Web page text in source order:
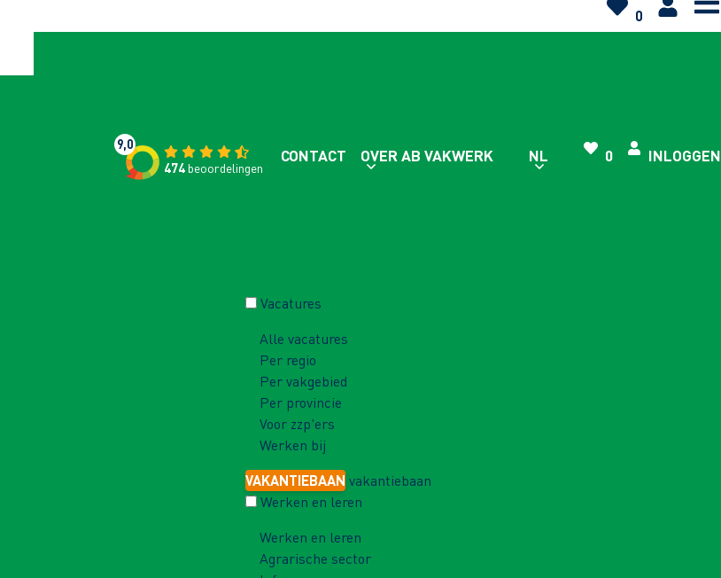
0
9,0
474beoordelingen
CONTACT OVER AB VAKWERK NL 0 INLOGGEN
Vacatures
Alle vacatures
Per regio
Per vakgebied
Per provincie
Voor zzp'ers
Werken bij
VAKANTIEBAAN vakantiebaan
Werken en leren
Werken en leren
Agrarische sector